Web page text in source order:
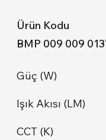
BMP 009 009